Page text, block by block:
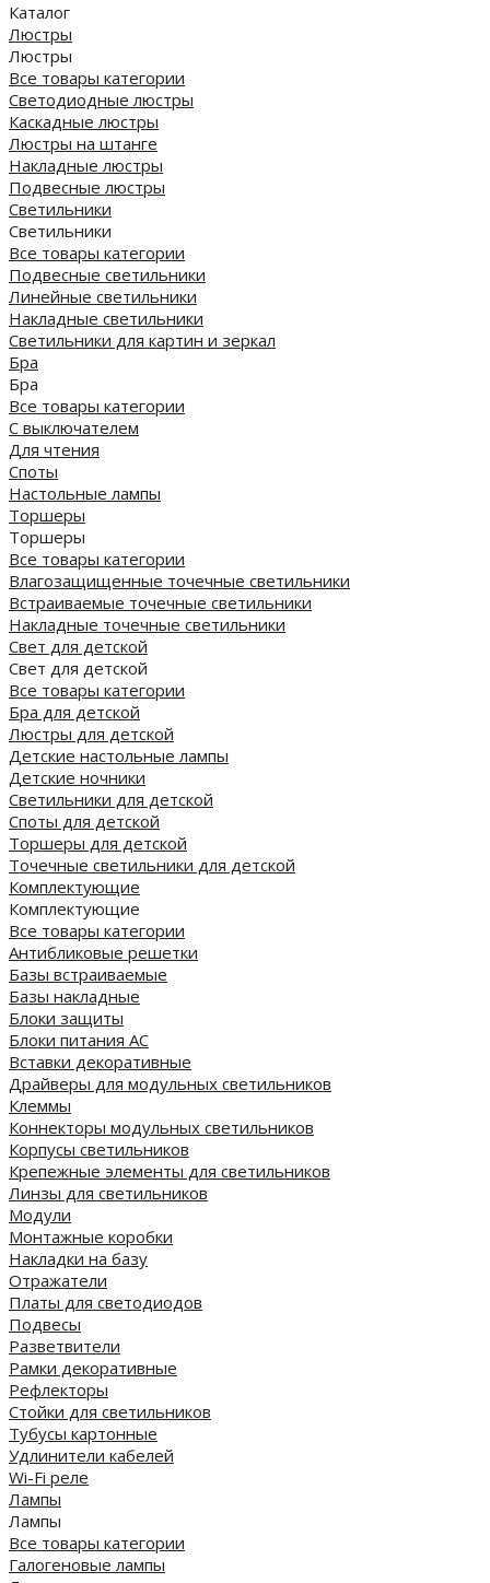
Каталог
Люстры
Люстры
Все товары категории
Светодиодные люстры
Каскадные люстры
Люстры на штанге
Накладные люстры
Подвесные люстры
Светильники
Светильники
Все товары категории
Подвесные светильники
Линейные светильники
Накладные светильники
Светильники для картин и зеркал
Бра
Бра
Все товары категории
С выключателем
Для чтения
Споты
Настольные лампы
Торшеры
Торшеры
Все товары категории
Влагозащищенные точечные светильники
Встраиваемые точечные светильники
Накладные точечные светильники
Свет для детской
Свет для детской
Все товары категории
Бра для детской
Люстры для детской
Детские настольные лампы
Детские ночники
Светильники для детской
Споты для детской
Торшеры для детской
Точечные светильники для детской
Комплектующие
Комплектующие
Все товары категории
Антибликовые решетки
Базы встраиваемые
Базы накладные
Блоки защиты
Блоки питания AC
Вставки декоративные
Драйверы для модульных светильников
Клеммы
Коннекторы модульных светильников
Корпусы светильников
Крепежные элементы для светильников
Линзы для светильников
Модули
Монтажные коробки
Накладки на базу
Отражатели
Платы для светодиодов
Подвесы
Разветвители
Рамки декоративные
Рефлекторы
Стойки для светильников
Тубусы картонные
Удлинители кабелей
Wi-Fi реле
Лампы
Лампы
Все товары категории
Галогеновые лампы